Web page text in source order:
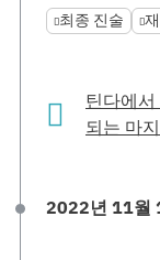
최종 진술
틴다에
되는 마
2022년 11월